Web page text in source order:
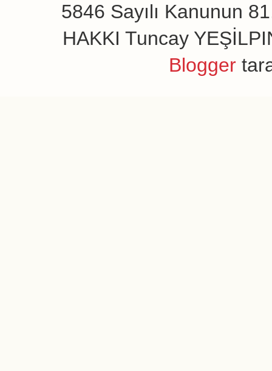
5846 Sayılı Kanunun
HAKKI Tuncay
Blogger